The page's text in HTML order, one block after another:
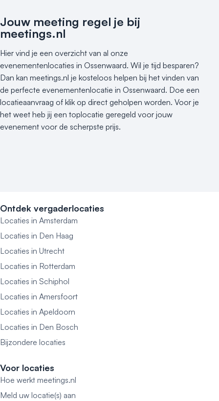
Groene locatie
Heisessie
Hotel
Hybride events
Industriële locatie
Kasteel en landgoed
Kleine / intieme locatie
Locaties aan zee
Museum
Jouw meeting regel je bij
meetings.nl
Hier vind je een overzicht van al onze
evenementenlocaties in Ossenwaard. Wil je tijd besparen?
Dan kan meetings.nl je kosteloos helpen bij het vinden van
de perfecte evenementenlocatie in Ossenwaard. Doe een
locatieaanvraag of klik op direct geholpen worden. Voor je
het weet heb jij een toplocatie geregeld voor jouw
evenement voor de scherpste prijs.
Ontdek vergaderlocaties
Locaties in Amsterdam
Locaties in Den Haag
Locaties in Utrecht
Locaties in Rotterdam
Locaties in Schiphol
Locaties in Amersfoort
Locaties in Apeldoorn
Locaties in Den Bosch
Bijzondere locaties
Voor locaties
Hoe werkt meetings.nl
Meld uw locatie(s) aan